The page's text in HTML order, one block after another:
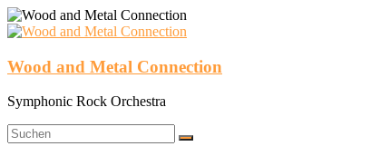
Zum
Inhalt
Wood and Metal Connection
Symphonic Rock Orchestra